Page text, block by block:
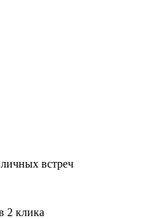
встреч
2 клика